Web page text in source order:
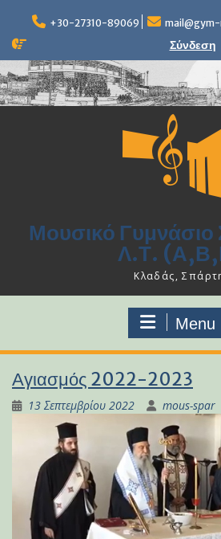
content
+30-27310-89069
Σύνδεση
Μουσικό Γυμνάσιο
Λ.Τ.
Κλαδάς,
Menu
Αγιασμός 2022-2023
13 Σεπτεμβρίου 2022 mous-spar